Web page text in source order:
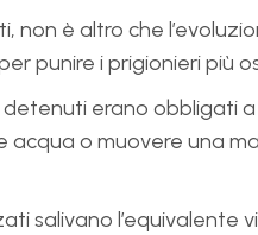
è altro che
punire i prigionieri più
detenuti erano obbligati
acqua o muovere una
salivano l’equivalente